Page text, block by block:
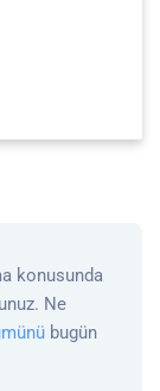
konusunda
Ne
bugün